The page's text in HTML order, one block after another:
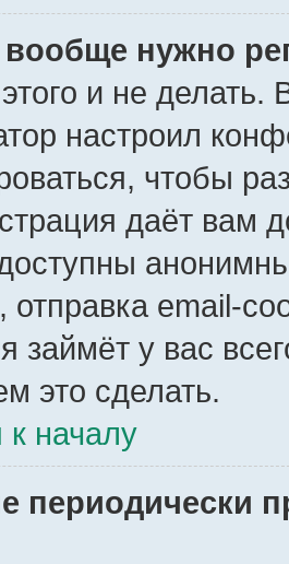
нужно
и не делать.
настроил
чтобы
даёт вам
email-
займёт у вас
это сделать.
к началу
периодически